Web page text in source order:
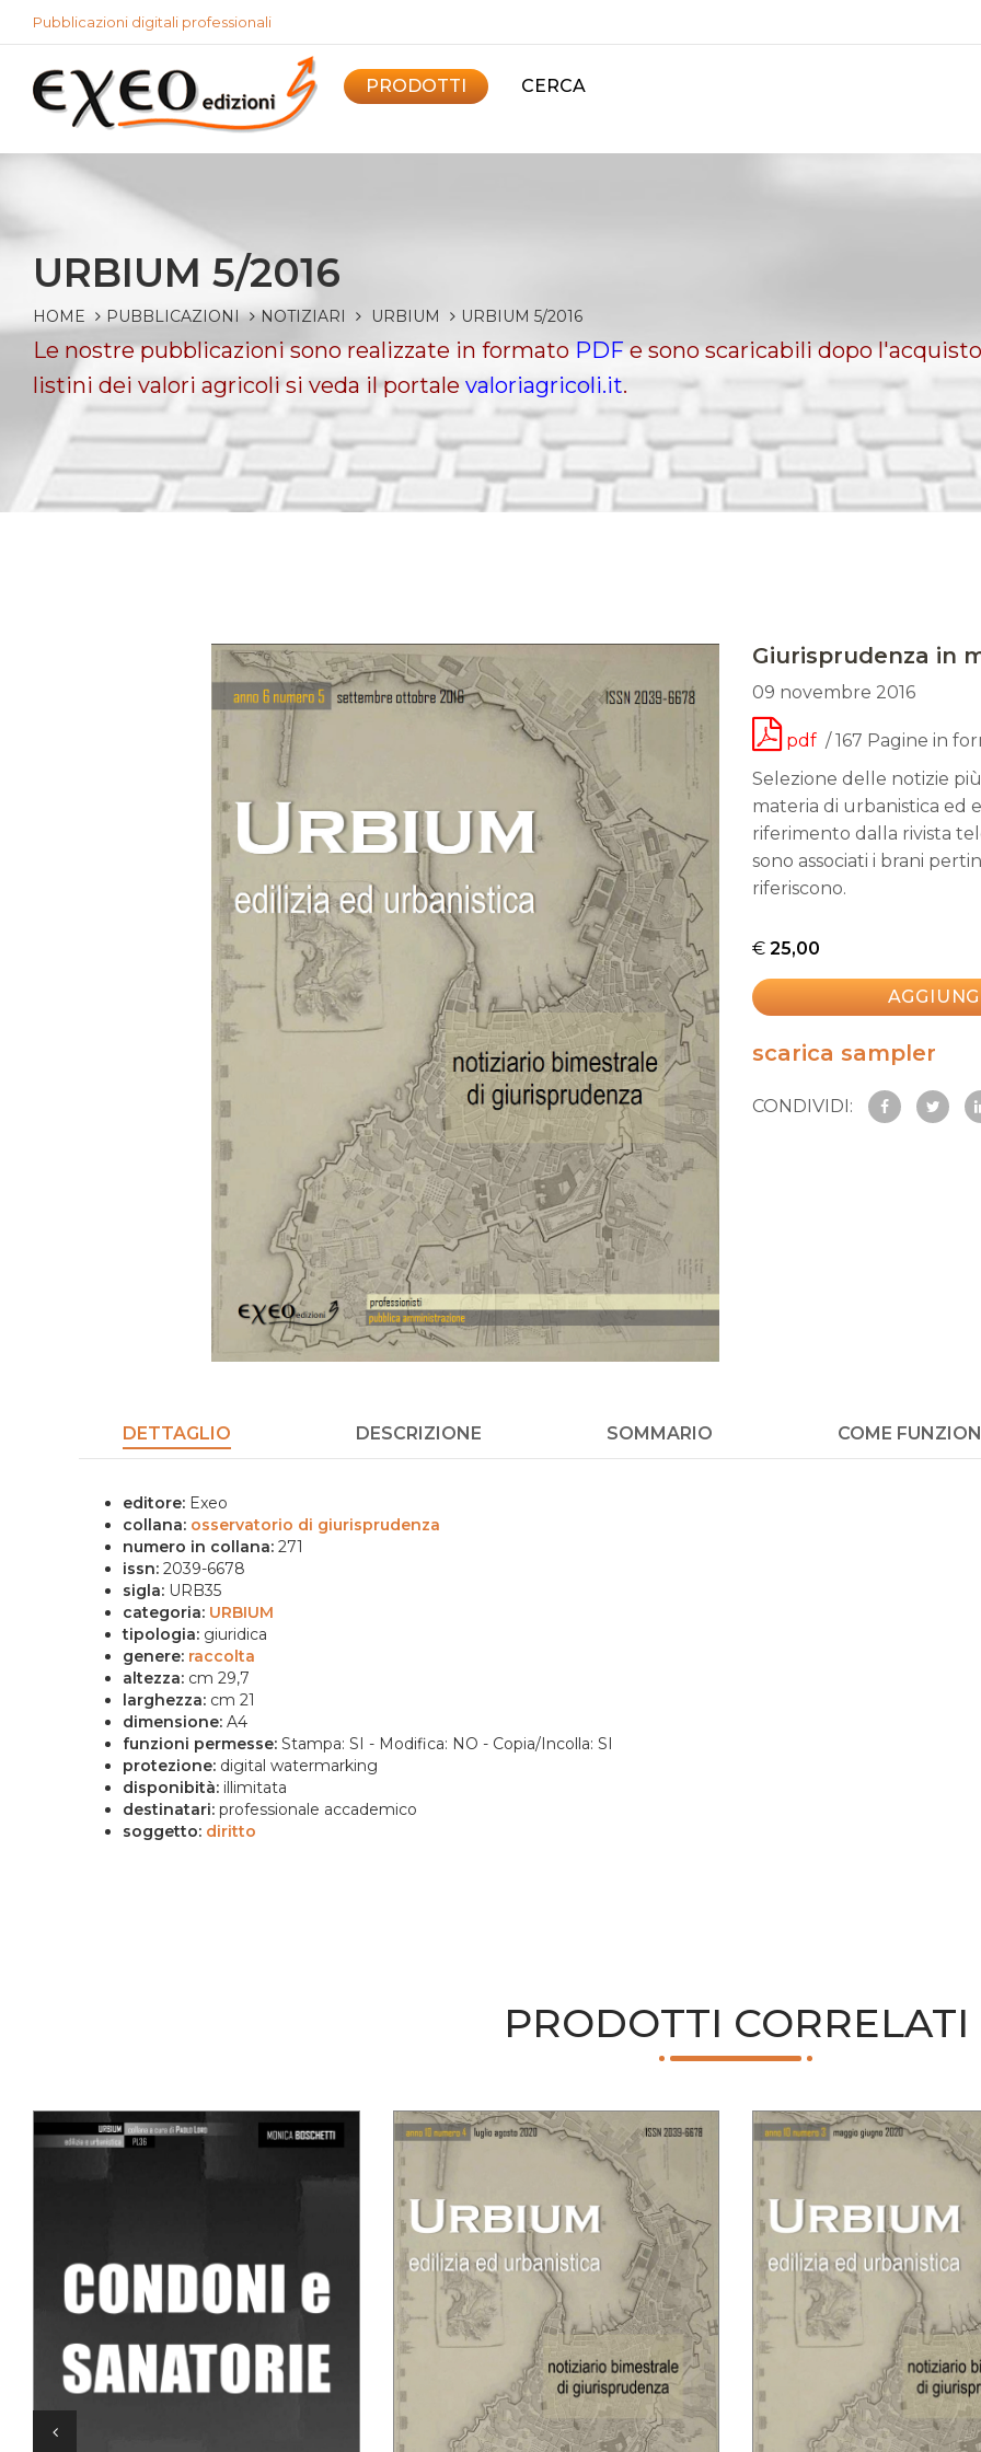
Pubblicazioni digitali professionali
PRODOTTI CERCA
URBIUM 5/2016
HOME PUBBLICAZIONI NOTIZIARI URBIUM URBIUM 5/2016
Le nostre pubblicazioni sono realizzate in formatoPDFe sono scaricabili dopo
listini dei valori agricoli si veda il portale valoriagricoli.it.
Giurisprudenza in
09 novembre 2016
pdf / 167 Pagine in
Selezione delle notizie
materia di urbanistica ed
riferimento dalla rivista
sono associati i brani
riferiscono.
€ 25,00
scarica sampler
CONDIVIDI:
DETTAGLIO DESCRIZIONE SOMMARIO COME
editore: Exeo
collana: osservatorio di giurisprudenza
numero in collana: 271
issn: 2039-6678
sigla: URB35
categoria: URBIUM
tipologia: giuridica
genere: raccolta
altezza: cm 29,7
larghezza: cm 21
dimensione: A4
funzioni permesse: Stampa: SI - Modifica: NO - Copia/Incolla: SI
protezione: digital watermarking
disponibità: illimitata
destinatari: professionale accademico
soggetto: diritto
PRODOTTI CORRELATI